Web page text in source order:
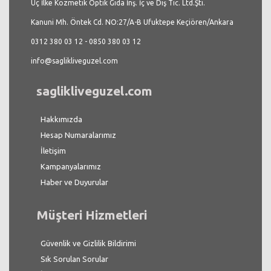
Üç İlke Kozmetik Optik Gıda İnş. İç ve Dış Tic. Ltd.Şti.
Kanuni Mh. Öntek Cd. NO:27/A-B Ufuktepe Keçiören/Ankara
0312 380 03 12 - 0850 380 03 12
info@saglikliveguzel.com
saglikliveguzel.com
Hakkımızda
Hesap Numaralarımız
İletişim
Kampanyalarımız
Haber ve Duyurular
Müşteri Hizmetleri
Güvenlik ve Gizlilik Bildirimi
Sık Sorulan Sorular